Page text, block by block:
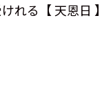
れる【 天恩日